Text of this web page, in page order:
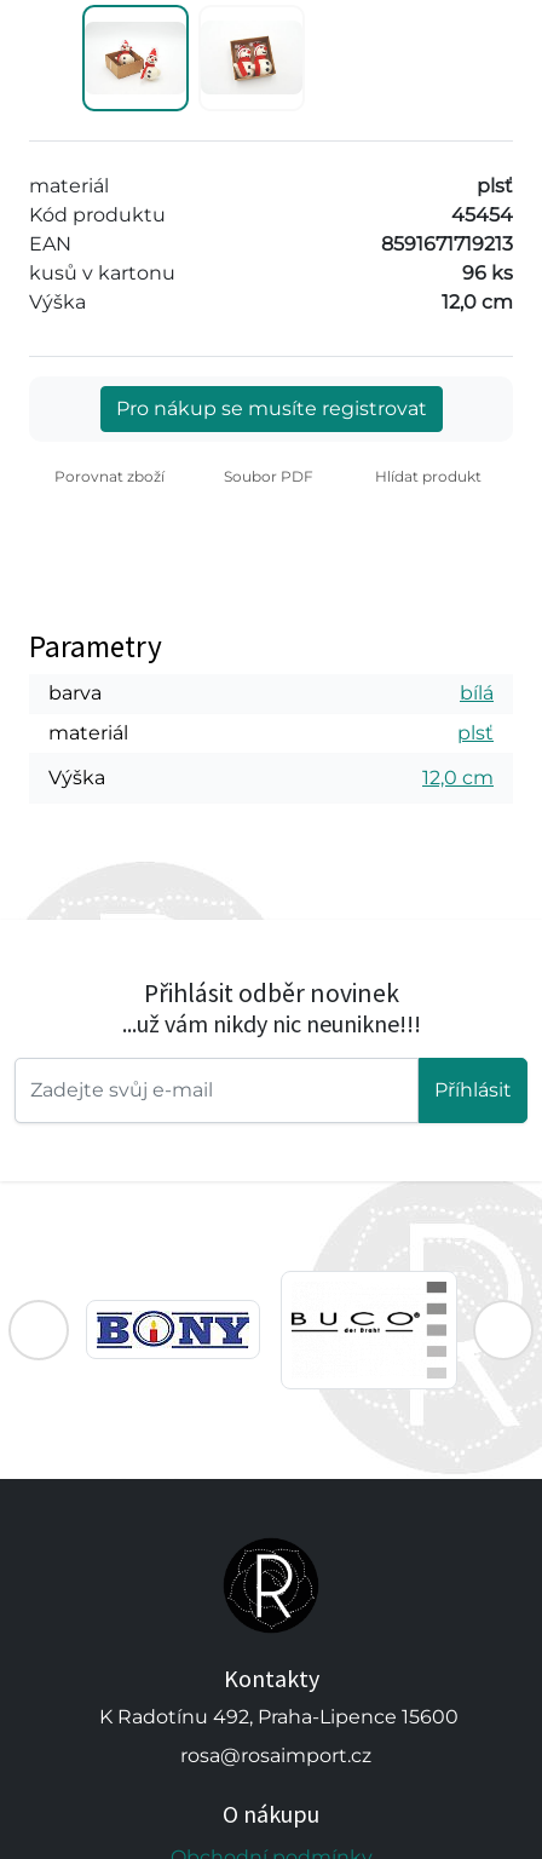
materiál
plsť
Kód produktu
45454
EAN
8591671719213
kusů v kartonu
96 ks
Výška
12,0 cm
Pro nákup se musíte registrovat
Porovnat zboží Soubor PDF Hlídat produkt
Parametry
barva
bílá
materiál
plsť
Výška
12,0 cm
Přihlásit odběr novinek
...už vám nikdy nic neunikne!!!
Příhlásit
Kontakty
K Radotínu 492, Praha-Lipence 15600
rosa@rosaimport.cz
O nákupu